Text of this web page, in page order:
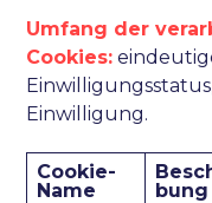
Umfang der
Cookies:
Einwilligung.
Cookie-
Name
bung